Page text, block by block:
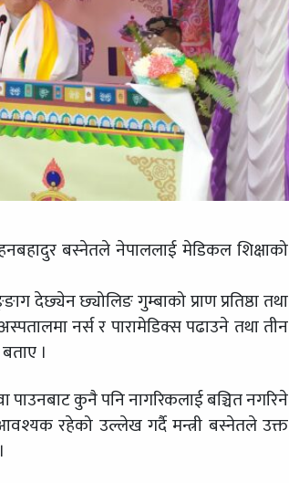
बस्नेतले नेपाललाई मेडिकल शिक्षाको
देछ्येन छ्योलिङ गुम्बाको प्राण प्रतिष्ठा तथा
नर्स र पारामेडिक्स पढाउने तथा तीन
।
पाउनबाट कुनै पनि नागरिकलाई बञ्चित नगरिने
रहेको उल्लेख गर्दै मन्त्री बस्नेतले उक्त